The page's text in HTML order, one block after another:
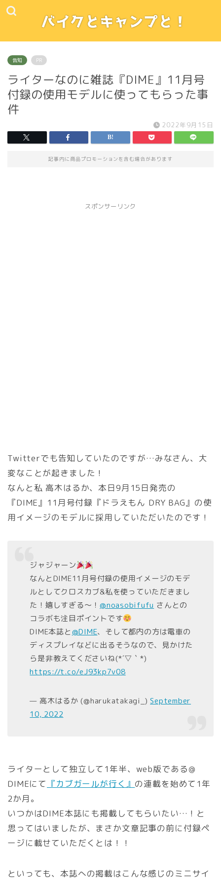
告知 PR
ライターなのに雑誌『DIME』11月号
付録の使用モデルに使ってもらった事
件
2022年9月15日
記事内に商品プロモーションを含む場合があります
スポンサーリンク
Twitterでも告知していたのですが…みなさん、大
変なことが起きました！
なんと私 高木はるか、本日9月15日発売の
『DIME』11月号付録『ドラえもん DRY BAG』の使
用イメージのモデルに採用していただいたのです！
ジャジャーン
なんとDIME11月号付録の使用イメージのモデ
ルとしてクロスカブ&私を使っていただきまし
た！嬉しすぎる〜！@noasobifufu さんとの
コラボも注目ポイントです
DIME本誌と@DIME、そして都内の方は電車の
ディスプレイなどに出るそうなので、見かけた
ら是非教えてくださいね(*´▽｀*)
https://t.co/eJ93kp7v08
— 高木はるか (@harukatakagi_)September
10, 2022
ライターとして独立して1年半、web版である＠
DIMEにて 『カブガールが行く』 の連載を始めて1年
2か月。
いつかはDIME本誌にも掲載してもらいたい…！と
思ってはいましたが、まさか文章記事の前に付録ペ
ージに載せていただくとは！！
といっても、本誌への掲載はこんな感じのミニサイ